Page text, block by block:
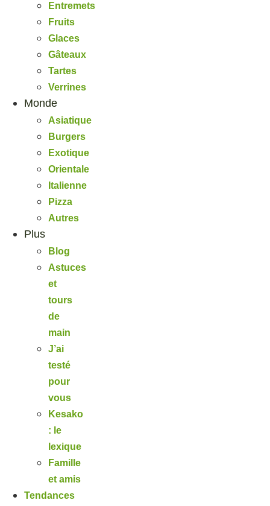
Entremets
Fruits
Glaces
Gâteaux
Tartes
Verrines
Monde
Asiatique
Burgers
Exotique
Orientale
Italienne
Pizza
Autres
Plus
Blog
Astuces
et
tours
de
main
J’ai
testé
pour
vous
Kesako
: le
lexique
Famille
et amis
Tendances